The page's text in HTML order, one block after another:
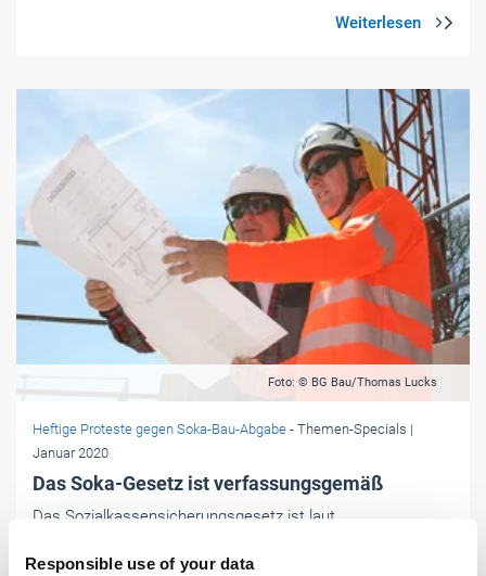
Responsible use of your data
Foto: © BG Bau/Thomas Lucks
Heftige Proteste gegen Soka-Bau-Abgabe - Themen-Specials |
Januar 2020
Das Soka-Gesetz ist verfassungsgemäß
Das Sozialkassensicherungsgesetz ist laut
Außerdem sind die Beiträge zur Soka-Bau anhand der